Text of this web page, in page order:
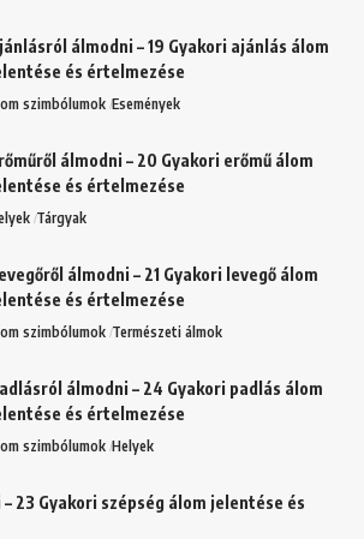
álmodni – 19 Gyakori ajánlás álom
és értelmezése
szimbólumok Események
álmodni – 20 Gyakori erőmű álom
és értelmezése
Tárgyak
álmodni – 21 Gyakori levegő álom
és értelmezése
szimbólumok Természeti álmok
álmodni – 24 Gyakori padlás álom
és értelmezése
szimbólumok Helyek
23 Gyakori szépség álom jelentése és